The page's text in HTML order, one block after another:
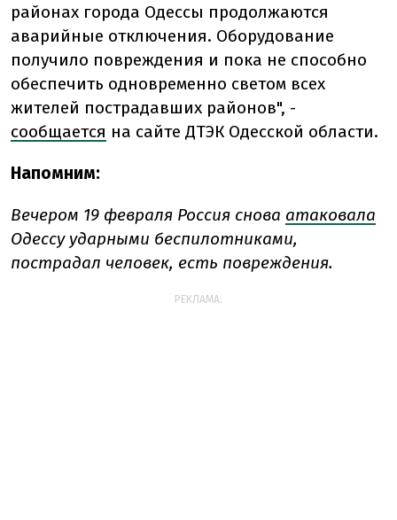
районах города Одессы продолжаются
аварийные отключения. Оборудование
получило повреждения и пока не способно
обеспечить одновременно светом всех
жителей пострадавших районов", -
сообщается на сайте ДТЭК Одесской области.
Напомним:
Вечером 19 февраля Россия снова атаковала
Одессу ударными беспилотниками,
пострадал человек, есть повреждения.
РЕКЛАМА: